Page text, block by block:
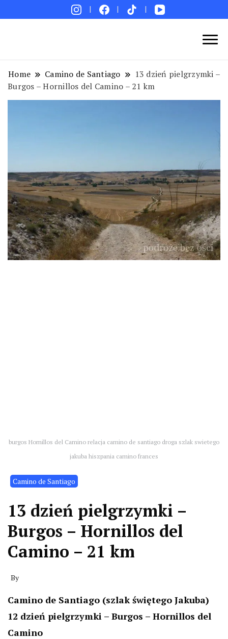
Blog podróżniczy. Najpiękniejsze miejsca w Polsce i
na świecie. Ciekawe miejsca. Pomysły na weekend i
wakacje. Porady. Relacje z podróży.
Home Camino de Santiago
13 dzień pielgrzymki –
Burgos – Hornillos del Camino – 21 km
burgos Hornillos del Camino relacja camino de santiago droga szlak swietego
jakuba hiszpania camino frances
Camino de Santiago
13 dzień pielgrzymki –
Burgos – Hornillos del
Camino – 21 km
By
Camino de Santiago (szlak świętego Jakuba)
12 dzień pielgrzymki – Burgos – Hornillos del
Camino